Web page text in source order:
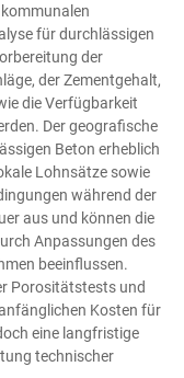
für durchlässigen
der
der Zementgehalt,
die Verfügbarkeit
Der geografische
Beton erheblich
Lohnsätze sowie
während der
aus und können die
Anpassungen des
beeinflussen.
Porositätstests und
Kosten für
eine langfristige
technischer